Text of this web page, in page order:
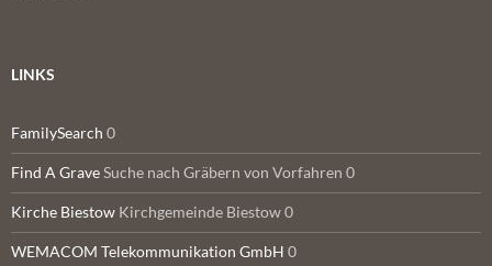
LINKS
FamilySearch 0
Find A GraveSuche nach Gräbern von Vorfahren 0
Kirche Biestow Kirchgemeinde Biestow 0
WEMACOM Telekommunikation GmbH 0